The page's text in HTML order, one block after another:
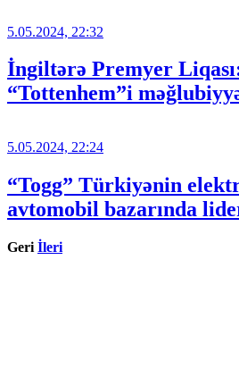
5.05.2024, 22:32
İngiltərə Premyer
“Tottenhem”i
5.05.2024, 22:24
“Togg” Türkiyənin
avtomobil bazarında
Geri İleri